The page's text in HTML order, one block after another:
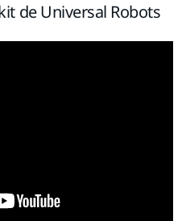
de Universal Robots